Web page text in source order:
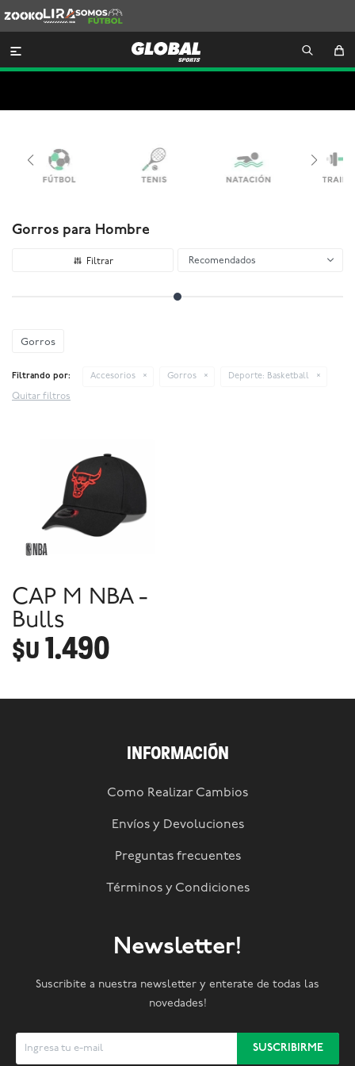
Lira
Somos
Futbol

Gorros para Hombre
Recomendados
Gorros
Filtrando por: Accesorios Gorros Deporte: Basketball
Quitar filtros
CAP M NBA -
Bulls
$U 1.490
INFORMACIÓN
Como Realizar Cambios
Envíos y Devoluciones
Preguntas frecuentes
Términos y Condiciones
Newsletter!
Suscribite a nuestra newsletter y enterate de todas las
novedades!
SUSCRIBIRME